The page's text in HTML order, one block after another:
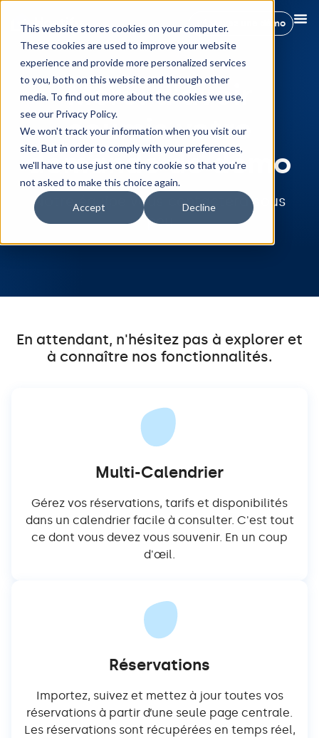
This website stores cookies on your computer.
These cookies are used to improve your website
experience and provide more personalized services
to you, both on this website and through other
media. To find out more about the cookies we use,
see our Privacy Policy.
We won't track your information when you visit our
site. But in order to comply with your preferences,
we'll have to use just one tiny cookie so that you're
not asked to make this choice again.
Accept Decline
Réservez une démo
Merci d'avoir
soumis votre
demande de démo
Notre équipe vous contactera sous
peu
En attendant, n'hésitez pas à explorer et
à connaître nos fonctionnalités.
Multi-Calendrier
Gérez vos réservations, tarifs et disponibilités
dans un calendrier facile à consulter. C'est tout
ce dont vous devez vous souvenir. En un coup
d'œil.
Réservations
Importez, suivez et mettez à jour toutes vos
réservations à partir d’une seule page centrale.
Les réservations sont récupérées en temps réel,